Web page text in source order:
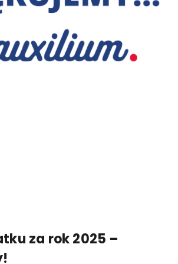
za rok 2025 –